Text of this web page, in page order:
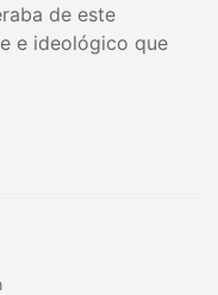
de este
e ideológico que